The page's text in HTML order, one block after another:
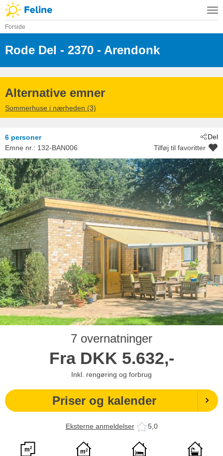
Forside
Rode Del - 2370 - Arendonk
Alternative emner
Sommerhuse i nærheden (3)
Del
6 personer
Emne nr.: 132-BAN006 Tilføj til favoritter
7 overnatninger
Fra DKK 5.632,-
Inkl. rengøring og forbrug
Priser og kalender
Eksterne anmeldelser 5,0